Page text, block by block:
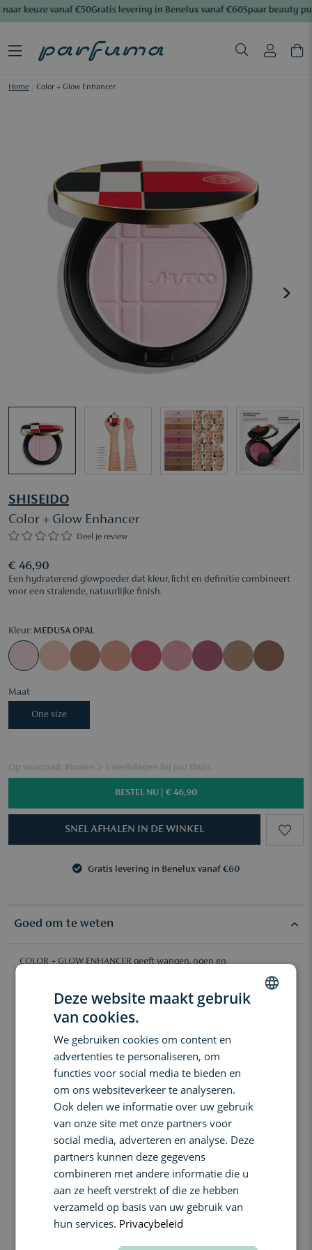
keuze vanaf €50Gratis levering in Benelux vanaf €60Spaar beauty
Home Color + Glow Enhancer
SHISEIDO
Color + Glow Enhancer
Deel je review
€ 46,90
Een hydraterend glowpoeder dat kleur, licht en definitie combineert
voor een stralende, natuurlijke finish.
Kleur: MEDUSA OPAL
Maat
One size
Op voorraad. Binnen 2-3 werkdagen bij jou thuis.
BESTEL NU | € 46,90
SNEL AFHALEN IN DE WINKEL
Gratis levering in Benelux vanaf €60
Goed om te weten
COLOR + GLOW ENHANCER geeft wangen, ogen en
gezichtscontouren een lumineuze glow met pure kleur en een
zachte, niet-vettige textuur. De innovatieve formule vervaagt
zichtbaar poriën en fijne lijntjes terwijl de huid comfortabel
gehydrateerd aanvoelt. Dankzij de luchtige finish smelt het
natuurlijke uitstraling. Geschikt voor alle huidtypen en
verkrijgbaar in 9 universele tinten.
Geeft de huid een natuurlijke, stralende glow
Voegt kleur en definitie toe aan wangen, ogen en contouren
Hydrateert de huid tot 8 uur lang
Zorgt voor een true-color resultaat tot 12 uur lang
Vervaagt zichtbaar poriën en fijne lijntjes
Creëert een zachte, luchtige en niet-vettige finish
Smelt mooi samen met de huid voor een natuurlijke
uitstraling
Deze website maakt gebruik
van cookies.
We gebruiken cookies om content en
advertenties te personaliseren, om
functies voor social media te bieden en
om ons websiteverkeer te analyseren.
Ook delen we informatie over uw gebruik
van onze site met onze partners voor
social media, adverteren en analyse. Deze
partners kunnen deze gegevens
combineren met andere informatie die u
aan ze heeft verstrekt of die ze hebben
verzameld op basis van uw gebruik van
hun services. Privacybeleid